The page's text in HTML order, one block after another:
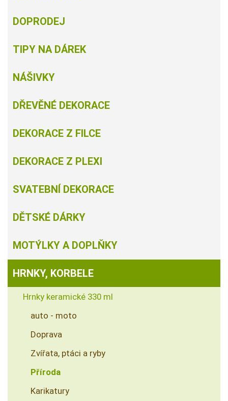
DOPRODEJ
TIPY NA DÁREK
NÁŠIVKY
DŘEVĚNÉ DEKORACE
DEKORACE Z FILCE
DEKORACE Z PLEXI
SVATEBNÍ DEKORACE
DĚTSKÉ DÁRKY
MOTÝLKY A DOPLŇKY
HRNKY, KORBELE
Hrnky keramické 330 ml
auto - moto
Doprava
Zvířata, ptáci a ryby
Příroda
Karikatury